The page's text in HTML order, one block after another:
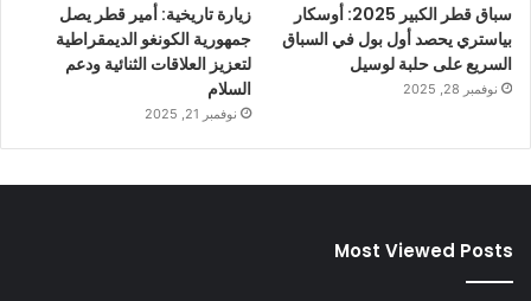
سباق قطر الكبير 2025: أوسكار
بياستري يحصد أول بول في السباق
السريع على حلبة لوسيل
نوفمبر 28, 2025
زيارة تاريخية: أمير قطر يصل
جمهورية الكونغو الديمقراطية
لتعزيز العلاقات الثنائية ودعم
السلام
نوفمبر 21, 2025
Most Viewed Posts